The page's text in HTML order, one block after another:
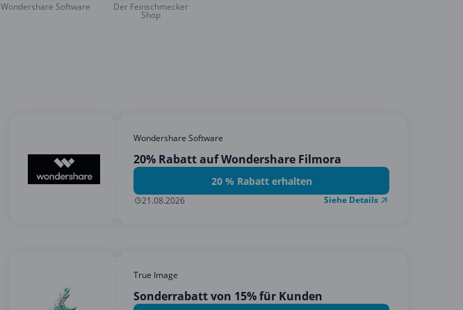
Wondershare Software Der Feinschmecker
Shop
Wondershare Software
20% Rabatt auf Wondershare Filmora
20 % Rabatt erhalten
21.08.2026 Siehe Details
True Image
Sonderrabatt von 15% für Kunden